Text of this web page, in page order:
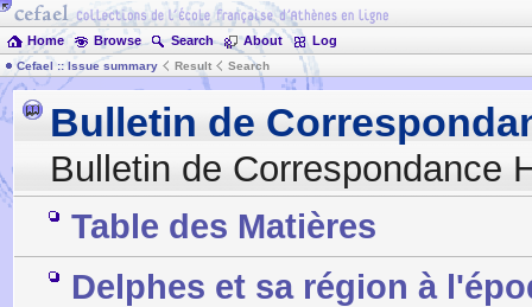
Home Browse Search About Log
Cefael :: Issue summary Result Search
Bulletin de
Bulletin de Correspondance
Table des Matières
Delphes et sa région à